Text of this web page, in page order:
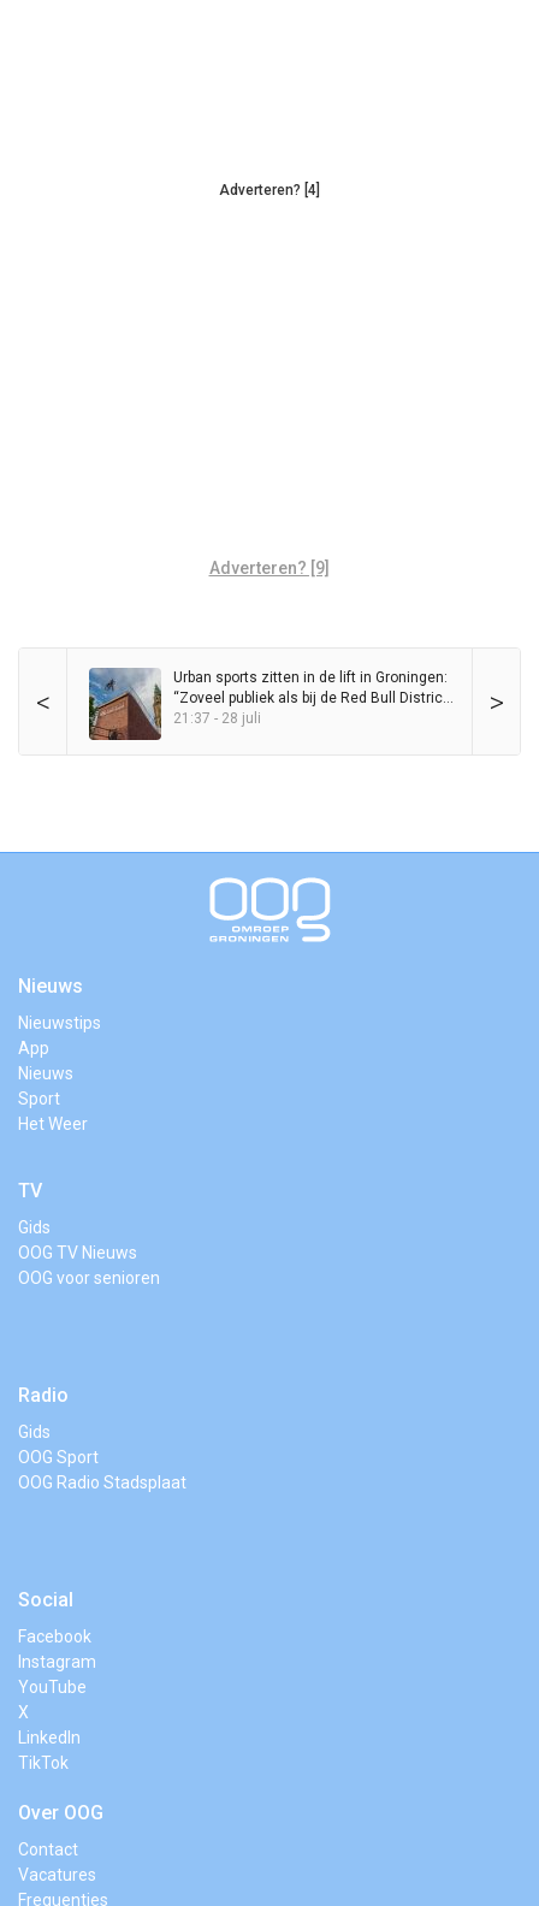
Adverteren? [4]
Adverteren? [9]
< >
Urban sports zitten in de lift in Groningen:
“Zoveel publiek als bij de Red Bull District
Ride heb ik nog nooit op de Grote Markt
21:37 - 28 juli
Nieuws
Nieuwstips
App
Nieuws
Sport
Het Weer
TV
Gids
OOG TV Nieuws
OOG voor senioren
Radio
Gids
OOG Sport
OOG Radio Stadsplaat
Social
Facebook
Instagram
YouTube
X
LinkedIn
TikTok
Over OOG
Contact
Vacatures
Frequenties